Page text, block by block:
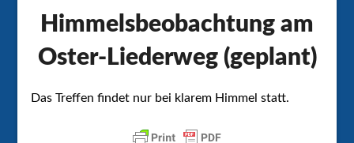
Himmelsbeobachtung am
Oster-Liederweg (geplant)
Das Treffen findet nur bei klarem Himmel statt.